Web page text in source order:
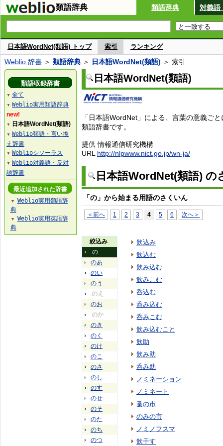
類語辞典 類語辞典 対義語
日本語WordNet(類語) トップ 索引 ランキング
Weblio 辞書 ＞ 類語辞典 ＞ 日本語WordNet(類語) ＞ 索引
日本語WordNet(類語)
「日本語WordNet」による、言葉の意義ご
類語辞書です。
提供 情報通信研究機構
URL http://nlpwww.nict.go.jp/wn-ja/
日本語WordNet(類語) の
「の」から始まる用語のさくいん
＜前へ 1 2 3 4 5 6 次へ＞
絞込み
の
のあ
のい
のう
のえ
のお
のか
のき
のく
のけ
のこ
のさ
のし
のす
のせ
のそ
のた
のち
のつ
飲込み
飲込む
飲み込む
飲みこむ
呑込む
呑み込む
呑みこむ
飲み込むこと
飲助
飲み助
呑み助
ノミネーション
ノミネート
蚤の市
のみの市
ノミノフスマ
飲干す
類語収録辞書
▼ 全て
▼ Weblio実用類語辞典
new!
▼ 日本語WordNet(類語)
▼ Weblio類語・言い換
え辞書
▼ Weblioシソーラス
▼ Weblio対義語・反対
語辞書
最近追加された辞書
▼
Weblio実用類語辞
典
▼
Weblio実用英語辞
典